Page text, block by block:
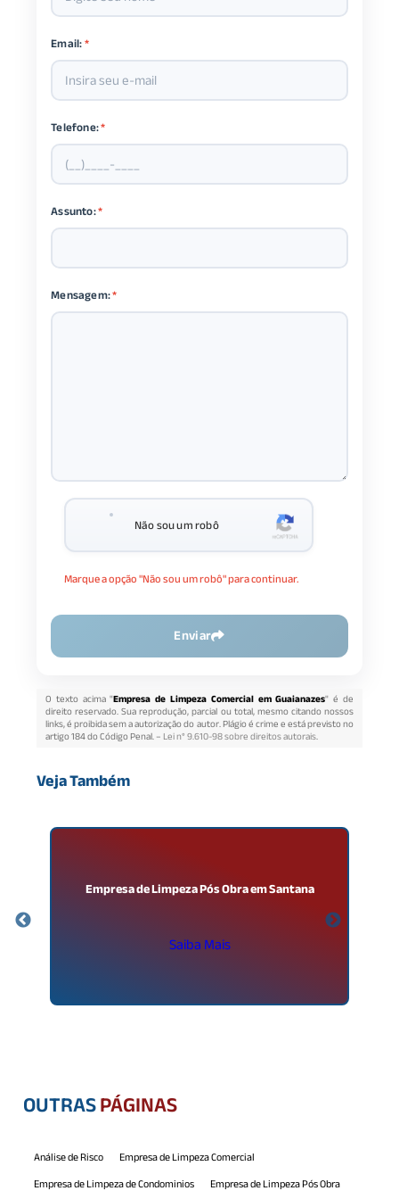
Email:*
Telefone:*
Assunto:*
Mensagem:*
Não sou um robô
Marque a opção "Não sou um robô" para continuar.
Enviar
O texto acima "Empresa de Limpeza Comercial em Guaianazes" é de
direito reservado. Sua reprodução, parcial ou total, mesmo citando nossos
links, é proibida sem a autorização do autor. Plágio é crime e está previsto no
artigo 184 do Código Penal. –Lei n° 9.610-98 sobre direitos autorais.
Veja Também
Empresa de Limpeza Pós Obra em Santana
Saiba Mais
OUTRASPÁGINAS
Análise de Risco
Empresa de Limpeza Comercial
Empresa de Limpeza de Condominios
Empresa de Limpeza Pós Obra